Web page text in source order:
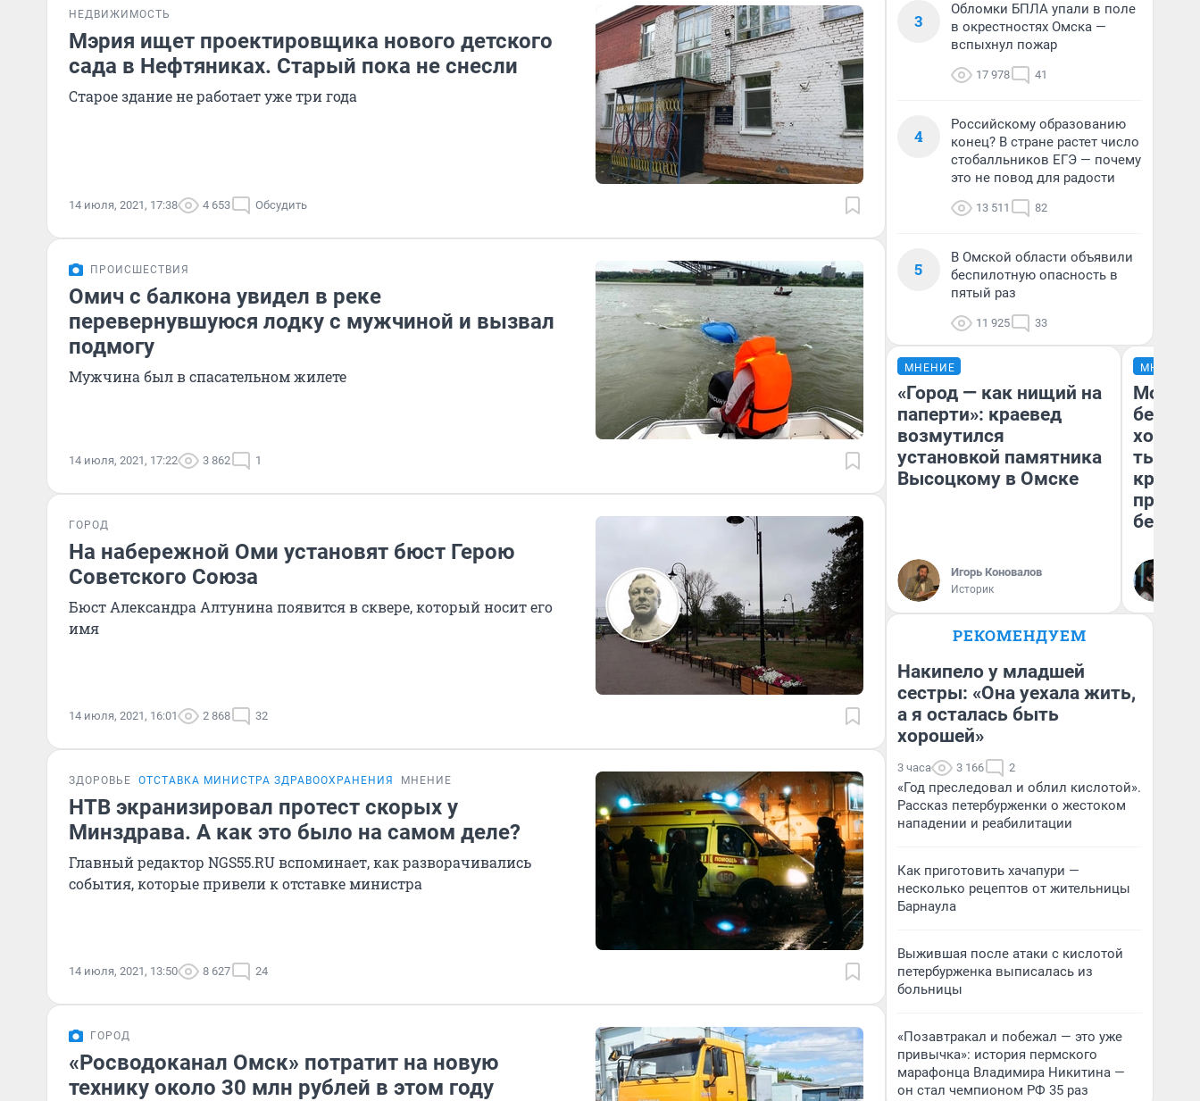
НЕДВИЖИМОСТЬ
Мэрия ищет проектировщика нового детского
сада в Нефтяниках. Старый пока не снесли
Старое здание не работает уже три года
14 июля, 2021, 17:38 4 653 Обсудить
ПРОИСШЕСТВИЯ
Омич с балкона увидел в реке
перевернувшуюся лодку с мужчиной и вызвал
подмогу
Мужчина был в спасательном жилете
14 июля, 2021, 17:22 3 862 1
ГОРОД
На набережной Оми установят бюст Герою
Советского Союза
Бюст Александра Алтунина появится в сквере, который носит его
имя
14 июля, 2021, 16:01 2 868 32
ЗДОРОВЬЕ ОТСТАВКА МИНИСТРА ЗДРАВООХРАНЕНИЯ МНЕНИЕ
НТВ экранизировал протест скорых у
Минздрава. А как это было на самом деле?
Главный редактор NGS55.RU вспоминает, как разворачивались
события, которые привели к отставке министра
14 июля, 2021, 13:50 8 627 24
ГОРОД
«Росводоканал Омск» потратит на новую
технику около 30 млн рублей в этом году
3
Обломки БПЛА упали в поле
в окрестностях Омска —
вспыхнул пожар
17 978 41
4
Российскому образованию
конец? В стране растет число
стобалльников ЕГЭ — почему
это не повод для радости
13 511 82
5
В Омской области объявили
беспилотную опасность в
пятый раз
11 925 33
МНЕНИЕ
«Город — как нищий на
паперти»: краевед
возмутился
установкой памятника
Высоцкому в Омске
Игорь Коновалов
Историк
МНЕНИЕ
Мой
хотела
тысяч,
РЕКОМЕНДУЕМ
Накипело у младшей
сестры: «Она уехала жить,
а я осталась быть
хорошей»
3 часа 3 166 2
«Год преследовал и облил кислотой».
Рассказ петербурженки о жестоком
нападении и реабилитации
Как приготовить хачапури —
несколько рецептов от жительницы
Барнаула
Выжившая после атаки с кислотой
петербурженка выписалась из
больницы
«Позавтракал и побежал — это уже
привычка»: история пермского
марафонца Владимира Никитина —
он стал чемпионом РФ 35 раз